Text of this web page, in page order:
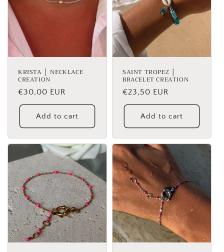
KRISTA │ NECKLACE
CREATION
Regular
price
€30,00 EUR
Add to cart
SAINT TROPEZ │
BRACELET CREATION
Regular
price
€23,50 EUR
Add to cart